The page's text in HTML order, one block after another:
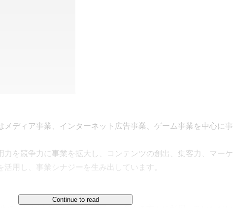
メディア事業、インターネット広告事業、ゲーム事業を中心に事
力を競争力に事業を拡大し、コンテンツの創出、集客力、マーケ
用し、事業シナジーを生み出しています。
のテレビ「ABEMA」を開局し、多くの方々に利用していただい
Continue to read